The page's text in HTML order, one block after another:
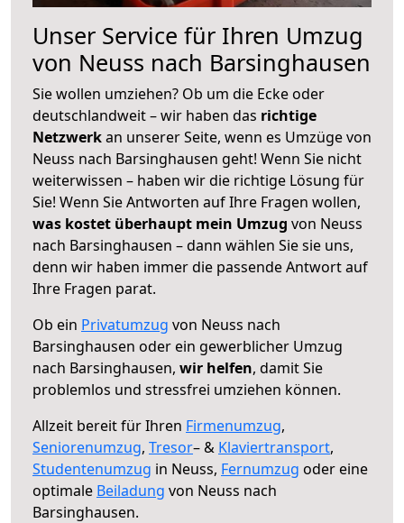
Unser Service für Ihren Umzug
von Neuss nach Barsinghausen
Sie wollen umziehen? Ob um die Ecke oder
deutschlandweit – wir haben das richtige
Netzwerkan unserer Seite, wenn es Umzüge von
Neuss nach Barsinghausen geht! Wenn Sie nicht
weiterwissen – haben wir die richtige Lösung für
Sie! Wenn Sie Antworten auf Ihre Fragen wollen,
was kostet überhaupt mein Umzug von Neuss
nach Barsinghausen – dann wählen Sie sie uns,
denn wir haben immer die passende Antwort auf
Ihre Fragen parat.
Ob ein Privatumzug von Neuss nach
Barsinghausen oder ein gewerblicher Umzug
nach Barsinghausen, wir helfen, damit Sie
problemlos und stressfrei umziehen können.
Allzeit bereit für Ihren Firmenumzug,
Seniorenumzug, Tresor– & Klaviertransport,
Studentenumzug in Neuss, Fernumzug oder eine
optimale Beiladung von Neuss nach
Barsinghausen.